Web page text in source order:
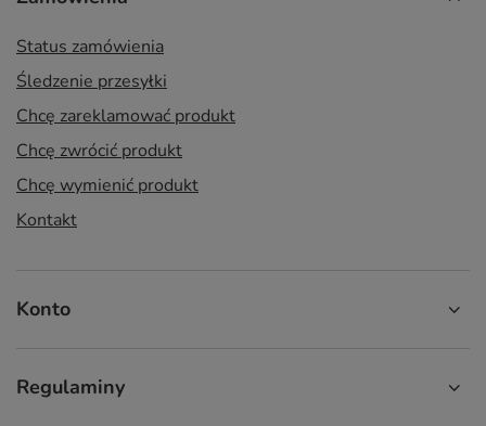
Status zamówienia
Śledzenie przesyłki
Chcę zareklamować produkt
Chcę zwrócić produkt
Chcę wymienić produkt
Kontakt
Konto
Regulaminy